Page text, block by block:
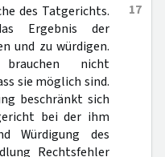
17
des Tatgerichts.
Ergebnis der
und zu würdigen.
brauchen nicht
sie möglich sind.
beschränkt sich
bei der ihm
Würdigung des
Rechtsfehler